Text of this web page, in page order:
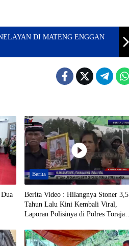
DI MATENG ENGGAN
Berita
Berita Video : Hilangnya Stoner 3,5
Tahun Lalu Kini Kembali Viral,
Laporan Polisinya di Polres Toraja